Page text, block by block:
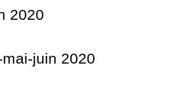
2020
juin 2020